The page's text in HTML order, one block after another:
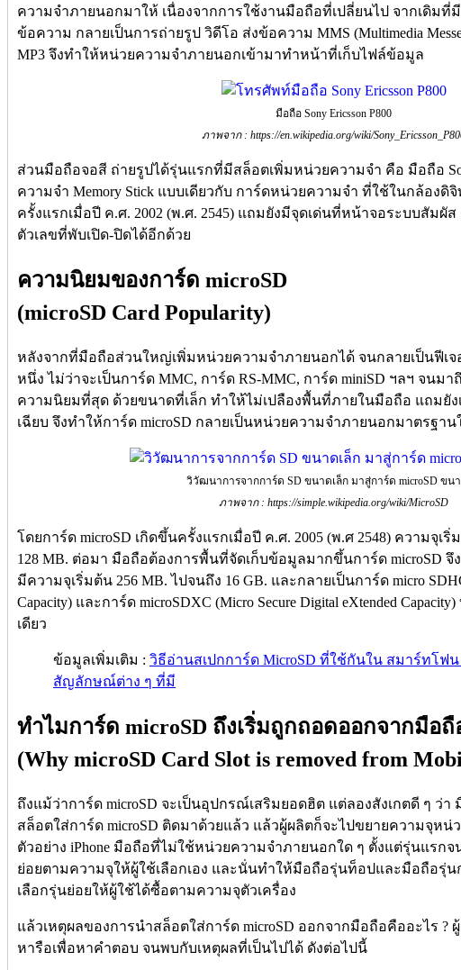
ความจำภายนอกมาให้ เนื่องจากการใช้งานมือถือที่เปลี่ยนไป จากเดิมที่
ข้อความ กลายเป็นการถ่ายรูป วิดีโอ ส่งข้อความ MMS (Multimedia
MP3 จึงทำให้หน่วยความจำภายนอกเข้ามาทำหน้าที่เก็บไฟล์ข้อมูล
มือถือ Sony Ericsson P800
ภาพจาก : https://en.wikipedia.org/wiki/
ส่วนมือถือจอสี ถ่ายรูปได้รุ่นแรกที่มีสล็อตเพิ่มหน่วยความจำ คือ มือถือ
ความจำ Memory Stick แบบเดียวกับ การ์ดหน่วยความจำ ที่ใช้ในกล้องดิ
ครั้งแรกเมื่อปี ค.ศ. 2002 (พ.ศ. 2545) แถมยังมีจุดเด่นที่หน้าจอระบบสัมผั
ตัวเลขที่พับเปิด-ปิดได้อีกด้วย
ความนิยมของการ์ด microSD
(microSD Card Popularity)
หลังจากที่มือถือส่วนใหญ่เพิ่มหน่วยความจำภายนอกได้ จนกลายเป็นฟีเ
หนึ่ง ไม่ว่าจะเป็นการ์ด MMC, การ์ด RS-MMC, การ์ด miniSD ฯลฯ จนมา
ความนิยมที่สุด ด้วยขนาดที่เล็ก ทำให้ไม่เปลืองพื้นที่ภายในมือถือ แถมยั
เฉียบ จึงทำให้การ์ด microSD กลายเป็นหน่วยความจำภายนอกมาตรฐา
วิวัฒนาการจากการ์ด SD ขนาดเล็ก มาสู่การ์ด microSD ขน
ภาพจาก : https://simple.wikipedia.org/wiki/MicroSD
โดยการ์ด microSD เกิดขึ้นครั้งแรกเมื่อปี ค.ศ. 2005 (พ.ศ 2548) ความจุเริ่
128 MB. ต่อมา มือถือต้องการพื้นที่จัดเก็บข้อมูลมากขึ้นการ์ด microSD จึ
มีความจุเริ่มต้น 256 MB. ไปจนถึง 16 GB. และกลายเป็นการ์ด micro
Capacity) และการ์ด microSDXC (Micro Secure Digital eXtended
เดียว
ข้อมูลเพิ่มเติม : วิธีอ่านสเปกการ์ด MicroSD ที่ใช้กันใน สมาร์ทโฟ
สัญลักษณ์ต่าง ๆ ที่มี
ทำไมการ์ด microSD ถึงเริ่มถูกถอดออกจากมือถื
(Why microSD Card Slot is removed from
ถึงแม้ว่าการ์ด microSD จะเป็นอุปกรณ์เสริมยอดฮิต แต่ลองสังเกตดี ๆ ว่า
สล็อตใส่การ์ด microSD ติดมาด้วยแล้ว แล้วผู้ผลิตก็จะไปขยายความจุห
ตัวอย่าง iPhone มือถือที่ไม่ใช้หน่วยความจำภายนอกใด ๆ ตั้งแต่รุ่นแรก
ย่อยตามความจุให้ผู้ใช้เลือกเอง และนั่นทำให้มือถือรุ่นท็อปและมือถือรุ่
เลือกรุ่นย่อยให้ผู้ใช้ได้ซื้อตามความจุตัวเครื่อง
แล้วเหตุผลของการนำสล็อตใส่การ์ด microSD ออกจากมือถือคืออะไร ?
หารือเพื่อหาคำตอบ จนพบกับเหตุผลที่เป็นไปได้ ดังต่อไปนี้